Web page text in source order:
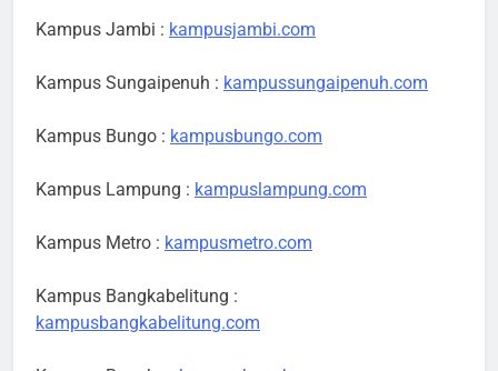
Kampus Jambi : kampusjambi.com
Kampus Sungaipenuh : kampussungaipenuh.com
Kampus Bungo : kampusbungo.com
Kampus Lampung : kampuslampung.com
Kampus Metro : kampusmetro.com
Kampus Bangkabelitung :
kampusbangkabelitung.com